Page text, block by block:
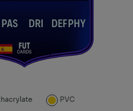
PVC
PAS DEF
DRI PHY